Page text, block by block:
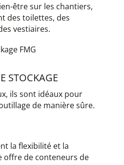
être sur les chantiers,
des toilettes, des
vestiaires.
STOCKAGE
ils sont idéaux pour
de manière sûre.
la flexibilité et la
de conteneurs de